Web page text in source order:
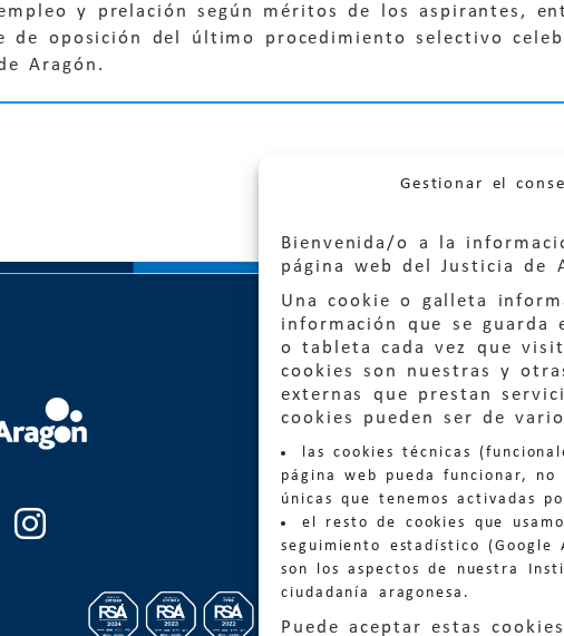
Gestionar el
Bienvenida/o a la
página web del Justicia de
Una cookie o galleta
información que se guarda
o tableta cada vez que
cookies son nuestras y
externas que prestan
cookies pueden ser de
las cookies técnicas
página web pueda funcionar,
únicas que tenemos activadas
el resto de cookies que
seguimiento estadístico
son los aspectos de nuestra
ciudadanía aragonesa.
Puede aceptar estas
y prelación según méritos de los aspirantes,
de oposición del último procedimiento selectivo
Aragón.
Quejas:
Información
Teléfonos: 900 210